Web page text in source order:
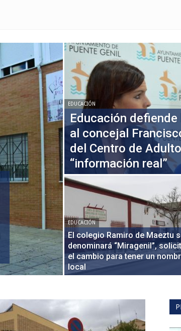
EDUCACIÓN
Educación
al concejal
del Centro de
“información real”
EDUCACIÓN
El colegio Ramiro de Maeztu
denominará “Miragenil”,
el cambio para tener un
local